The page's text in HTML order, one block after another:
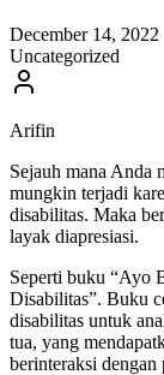
December 14, 2022
Uncategorized
Arifin
Sejauh mana Anda
mungkin terjadi
disabilitas. Maka
layak diapresiasi.
Seperti buku “Ayo
Disabilitas”. Buku
disabilitas untuk
tua, yang
berinteraksi dengan